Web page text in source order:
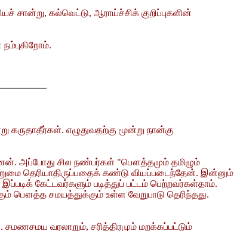
கல்வெட்டு, ஆராய்ச்சிக் குறிப்புகளின்
எழுதுவதற்கு மூன்று நான்கு
அப்போது சில நண்பர்கள் "பௌத்தமும் தமிழும்
தெரியாதிருப்பதைக் கண்டு வியப்படைந்தேன். இன்னும்
கேட்டவர்களும் படித்துப் பட்டம் பெற்றவர்கள்தாம்.
பௌத்த சமயத்துக்கும் உள்ள வேறுபாடு தெரிந்தது.
வரலாறும், சரித்திரமும் மறக்கப்பட்டும்